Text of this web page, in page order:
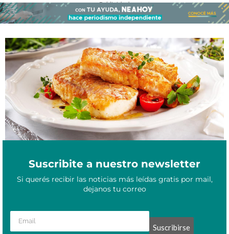
- Publicidad -
Sabores del NEA en Semana Santa: cuatro recetas con pescado
para disfrutar en familia
Marzo 16, 2025
Suscribite a nuestro newsletter
Si querés recibir las noticias más leídas gratis por mail,
dejanos tu correo
Suscribirse